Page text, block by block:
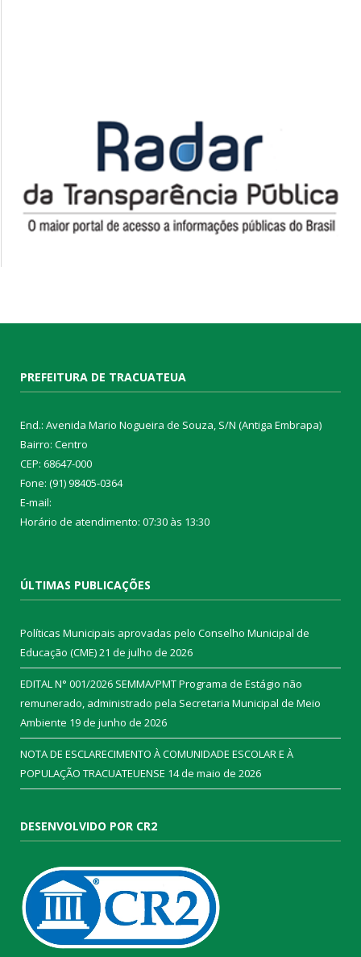
PREFEITURA DE TRACUATEUA
End.: Avenida Mario Nogueira de Souza, S/N (Antiga Embrapa)
Bairro: Centro
CEP: 68647-000
Fone: (91) 98405-0364
E-mail:
Horário de atendimento: 07:30 às 13:30
ÚLTIMAS PUBLICAÇÕES
Políticas Municipais aprovadas pelo Conselho Municipal de
Educação (CME)21 de julho de 2026
EDITAL N° 001/2026 SEMMA/PMT Programa de Estágio não
remunerado, administrado pela Secretaria Municipal de Meio
Ambiente 19 de junho de 2026
NOTA DE ESCLARECIMENTO À COMUNIDADE ESCOLAR E À
POPULAÇÃO TRACUATEUENSE 14 de maio de 2026
DESENVOLVIDO POR CR2